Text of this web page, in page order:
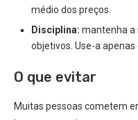
médio dos preços.
Disciplina: mantenha a
objetivos. Use-a
O que evitar
Muitas pessoas cometem